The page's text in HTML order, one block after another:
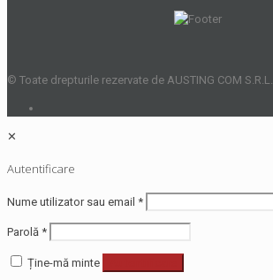
© Toate drepturile rezervate de AUSTING COM S.R.L.
✕
Autentificare
Nume utilizator sau email *
Parolă *
Ține-mă minte